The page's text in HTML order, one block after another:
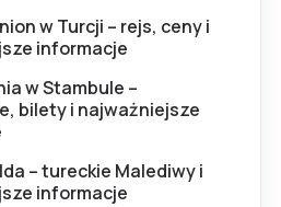
w Turcji – rejs, ceny i
informacje
w Stambule –
bilety i najważniejsze
– tureckie Malediwy i
informacje